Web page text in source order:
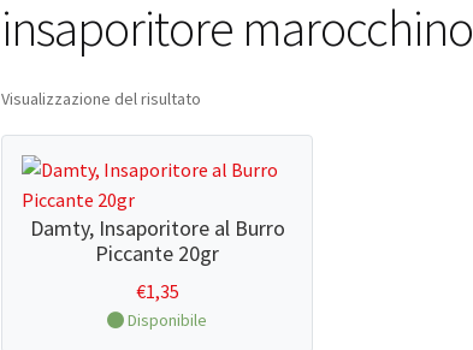
insaporitore marocchino
Visualizzazione del risultato
Damty, Insaporitore al Burro
Piccante 20gr
€1,35
Disponibile